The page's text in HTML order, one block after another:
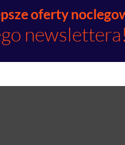
oferty
newslettera!